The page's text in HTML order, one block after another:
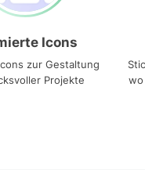
Icons
zur Gestaltung
Projekte
wo